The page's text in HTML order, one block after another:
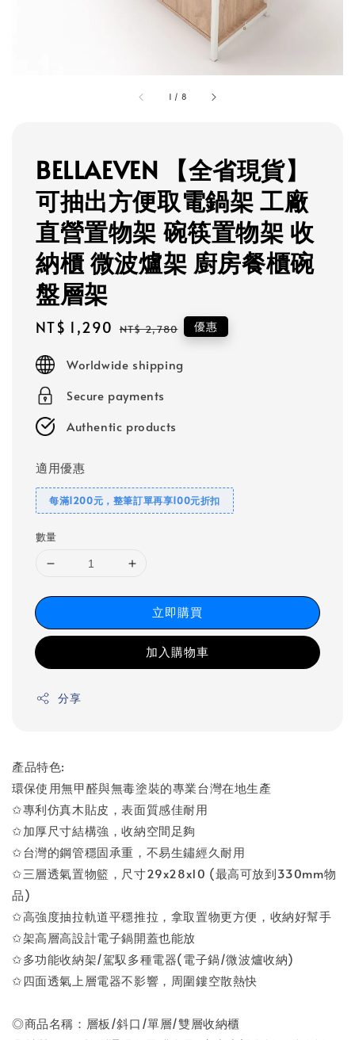
1 / 8
BELLAEVEN 【全省現貨】
可抽出方便取電鍋架 工廠
直營置物架 碗筷置物架 收
納櫃 微波爐架 廚房餐櫃碗
盤層架
Sale
NT$ 1,290 Regular
NT$ 2,780 優惠
Worldwide shipping
Secure payments
Authentic products
適用優惠
每滿1200元，整筆訂單再享100元折扣
數量
立即購買
加入購物車
分享
產品特色:
環保使用無甲醛與無毒塗裝的專業台灣在地生產
✩專利仿真木貼皮，表面質感佳耐用
✩加厚尺寸結構強，收納空間足夠
✩台灣的鋼管穩固承重，不易生鏽經久耐用
✩三層透氣置物籃，尺寸29x28x10 (最高可放到330mm物
品)
✩高強度抽拉軌道平穩推拉，拿取置物更方便，收納好幫手
✩架高層高設計電子鍋開蓋也能放
✩多功能收納架/駕馭多種電器(電子鍋/微波爐收納)
✩四面透氣上層電器不影響，周圍鏤空散熱快
◎商品名稱：層板/斜口/單層/雙層收納櫃